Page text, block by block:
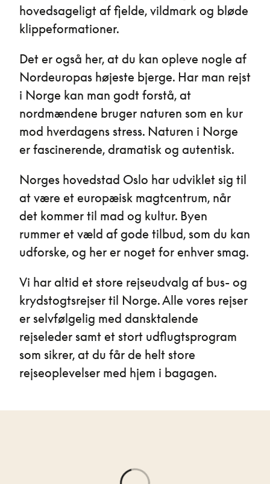
hovedsageligt af fjelde, vildmark og bløde
klippeformationer.
Det er også her, at du kan opleve nogle af
Nordeuropas højeste bjerge. Har man rejst
i Norge kan man godt forstå, at
nordmændene bruger naturen som en kur
mod hverdagens stress. Naturen i Norge
er fascinerende, dramatisk og autentisk.
Norges hovedstad Oslo har udviklet sig til
at være et europæisk magtcentrum, når
det kommer til mad og kultur. Byen
rummer et væld af gode tilbud, som du kan
udforske, og her er noget for enhver smag.
Vi har altid et store rejseudvalg af bus- og
krydstogtsrejser til Norge. Alle vores rejser
er selvfølgelig med dansktalende
rejseleder samt et stort udflugtsprogram
som sikrer, at du får de helt store
rejseoplevelser med hjem i bagagen.